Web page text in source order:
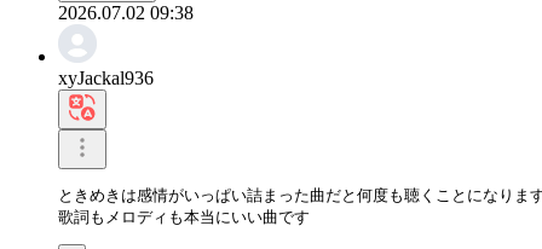
2026.07.02 09:38
xyJackal936
ときめきは感情がいっぱい詰まった曲だと何度も聴くことになりま
歌詞もメロディも本当にいい曲です